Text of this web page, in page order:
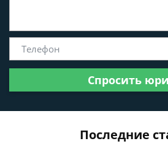
Спросить
Последние